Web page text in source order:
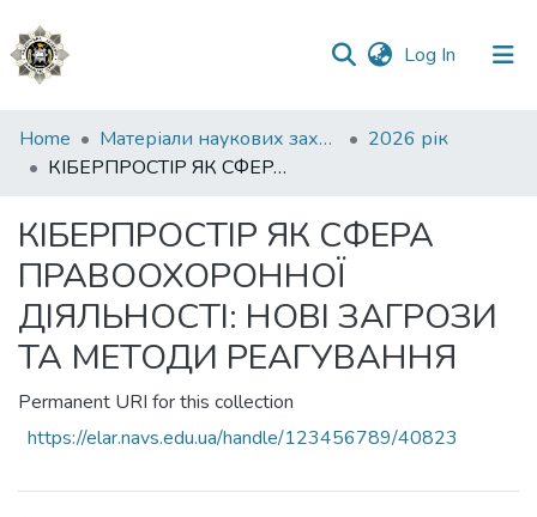
Log In (current)
Communities
&
All of DSpace
Statistics
Home Матеріали наукових заходів
2026 рік
КІБЕРПРОСТІР ЯК СФЕРА ПРАВООХОРОННОЇ ДІЯЛЬНОСТІ: НОВІ ЗАГРОЗИ ТА МЕТОДИ РЕАГУВАННЯ
КІБЕРПРОСТІР ЯК СФЕРА
ПРАВООХОРОННОЇ
ДІЯЛЬНОСТІ: НОВІ ЗАГРОЗИ
ТА МЕТОДИ РЕАГУВАННЯ
Permanent URI for this collection
https://elar.navs.edu.ua/handle/123456789/40823